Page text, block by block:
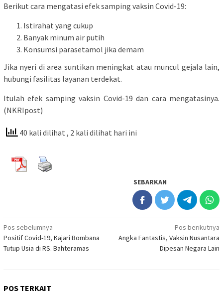
Berikut cara mengatasi efek samping vaksin Covid-19:
Istirahat yang cukup
Banyak minum air putih
Konsumsi parasetamol jika demam
Jika nyeri di area suntikan meningkat atau muncul gejala lain,
hubungi fasilitas layanan terdekat.
Itulah efek samping vaksin Covid-19 dan cara mengatasinya.
(NKRIpost)
40 kali dilihat , 2 kali dilihat hari ini
SEBARKAN
Navigasi
pos
Pos sebelumnya
Positif Covid-19, Kajari Bombana
Tutup Usia di RS. Bahteramas
Pos berikutnya
Angka Fantastis, Vaksin Nusantara
Dipesan Negara Lain
POS TERKAIT